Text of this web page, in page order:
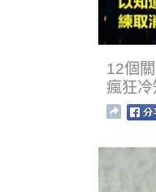
12個
瘋狂冷